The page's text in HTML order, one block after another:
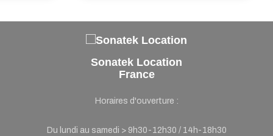
Sonatek Location
France
Horaires d'ouverture :
Du lundi au samedi > 9h30-12h30 / 14h-18h30